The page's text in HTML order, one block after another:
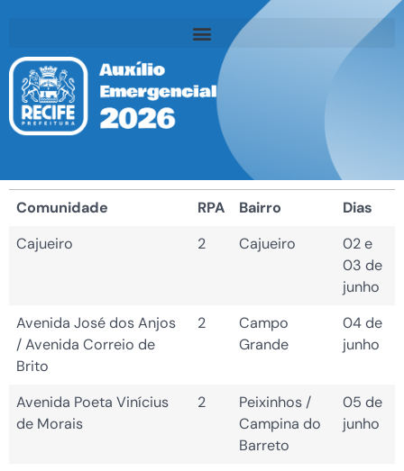
Comunidade RPA Bairro
Dias
Cajueiro
2 Cajueiro
02 e
03 de
junho
Avenida José dos Anjos
/ Avenida Correio de
Brito
2
Campo
Grande
04 de
junho
Avenida Poeta Vinícius
de Morais
2
Peixinhos /
Campina do
Barreto
05 de
junho